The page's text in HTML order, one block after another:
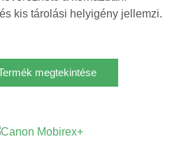
kis tárolási helyigény jellemzi.
megtekintése